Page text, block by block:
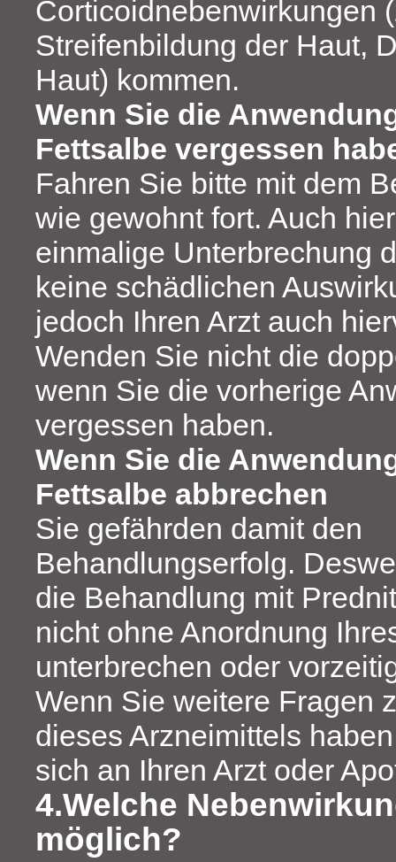
Corticoidnebenwirkungen
Streifenbildung der Haut,
Haut) kommen.
Wenn Sie die
Fettsalbe vergessen
Fahren Sie bitte mit dem
wie gewohnt fort. Auch
einmalige Unterbrechung
keine schädlichen
jedoch Ihren Arzt auch
Wenden Sie nicht die
wenn Sie die vorherige
vergessen haben.
Wenn Sie die
Fettsalbe abbrechen
Sie gefährden damit den
Behandlungserfolg.
die Behandlung mit
nicht ohne Anordnung
unterbrechen oder
Wenn Sie weitere Fragen
dieses Arzneimittels
sich an Ihren Arzt oder
4.Welche
möglich?